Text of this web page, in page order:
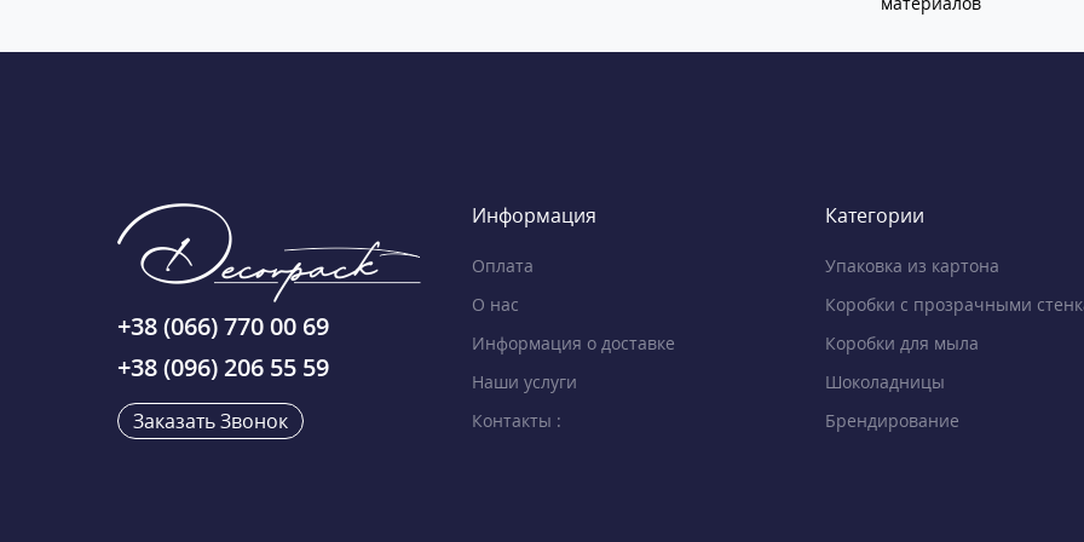
+38 (066) 770 00 69
+38 (096) 206 55 59
Заказать Звонок
Информация
Оплата
О нас
Информация о доставке
Наши услуги
Контакты :
Категории
Упаковка из картона
Коробки с прозрачными
Коробки для мыла
Шоколадницы
Брендирование